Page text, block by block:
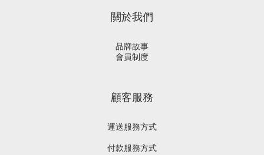
關於我們
品牌故事
會員制度
顧客服務
運送服務方式
付款服務方式